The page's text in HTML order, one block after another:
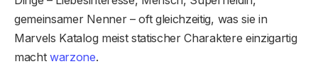
gemeinsamer Nenner – oft gleichzeitig, was sie in
Marvels Katalog meist statischer Charaktere einzigartig
machtwarzone.